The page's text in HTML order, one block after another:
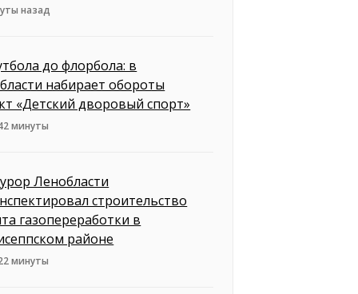
назад
до флорбола: в
набирает обороты
«Детский дворовый спорт»
минуты
Ленобласти
строительство
газопереработки в
районе
минуты